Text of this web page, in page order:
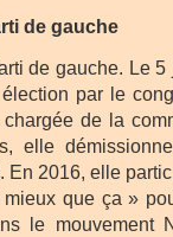
de gauche
de gauche. Le
par le
de la
elle
En 2016, elle
que ça »
le mouvement